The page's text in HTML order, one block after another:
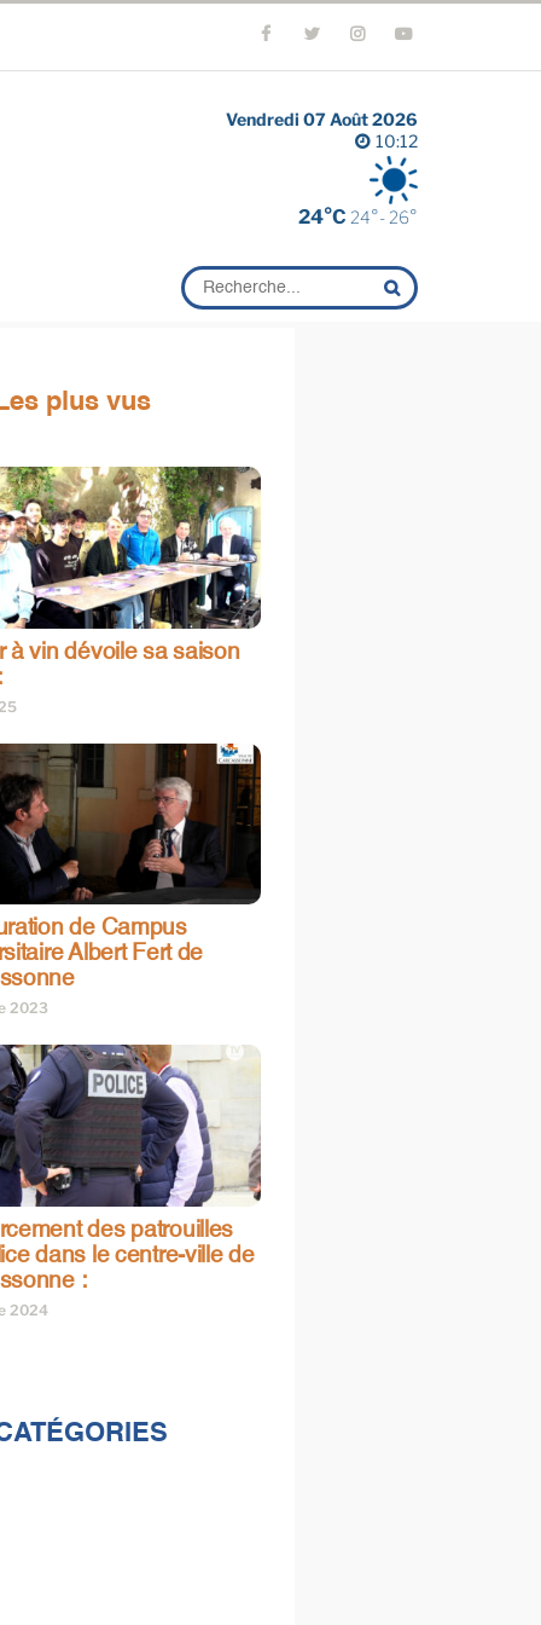
Vendredi 07 Août 2026
10:12
24°C 24°- 26°
plus vus
à vin dévoile sa saison
de Campus
Albert Fert de
2023
des patrouilles
dans le centre-ville de
:
2024